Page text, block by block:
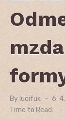
By lucifuk
on
6.
Time to Read:
-